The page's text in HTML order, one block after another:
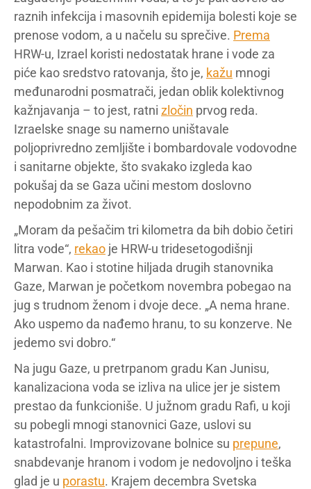
raznih infekcija i masovnih epidemija bolesti koje se
prenose vodom, a u načelu su sprečive. Prema
HRW-u, Izrael koristi nedostatak hrane i vode za
piće kao sredstvo ratovanja, što je, kažu mnogi
međunarodni posmatrači, jedan oblik kolektivnog
kažnjavanja – to jest, ratni zločin prvog reda.
Izraelske snage su namerno uništavale
poljoprivredno zemljište i bombardovale vodovodne
i sanitarne objekte, što svakako izgleda kao
pokušaj da se Gaza učini mestom doslovno
nepodobnim za život.
„Moram da pešačim tri kilometra da bih dobio četiri
litra vode“, rekao je HRW-u tridesetogodišnji
Marwan. Kao i stotine hiljada drugih stanovnika
Gaze, Marwan je početkom novembra pobegao na
jug s trudnom ženom i dvoje dece. „A nema hrane.
Ako uspemo da nađemo hranu, to su konzerve. Ne
jedemo svi dobro.“
Na jugu Gaze, u pretrpanom gradu Kan Junisu,
kanalizaciona voda se izliva na ulice jer je sistem
prestao da funkcioniše. U južnom gradu Rafi, u koji
su pobegli mnogi stanovnici Gaze, uslovi su
katastrofalni. Improvizovane bolnice su prepune,
snabdevanje hranom i vodom je nedovoljno i teška
glad je u porastu. Krajem decembra Svetska